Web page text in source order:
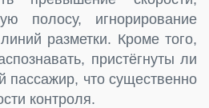
полосу, игнорирование
разметки. Кроме того,
пристёгнуты ли
пассажир, что существенно
контроля.